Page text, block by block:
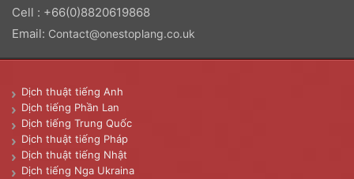
Cell : +66(0)8820619868
Email: Contact@onestoplang.co.uk
Dịch thuật tiếng Anh
Dịch tiếng Phần Lan
Dịch tiếng Trung Quốc
Dịch thuật tiếng Pháp
Dịch thuật tiếng Nhật
Dịch tiếng Nga Ukraina